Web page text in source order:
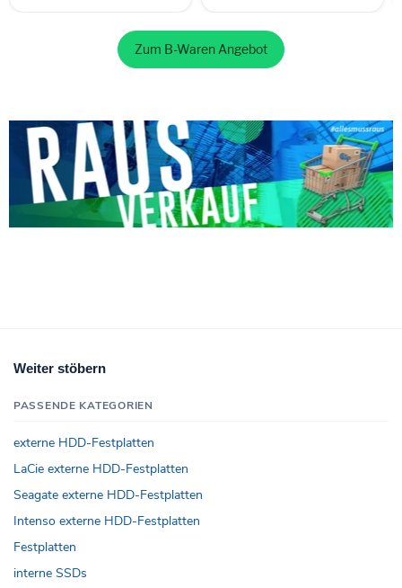
Zum B-Waren Angebot
Weiter stöbern
PASSENDE KATEGORIEN
externe HDD-Festplatten
LaCie externe HDD-Festplatten
Seagate externe HDD-Festplatten
Intenso externe HDD-Festplatten
Festplatten
interne SSDs